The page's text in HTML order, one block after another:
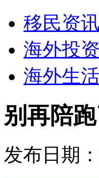
移民资讯
海外投资
海外生活
别再陪
发布日期